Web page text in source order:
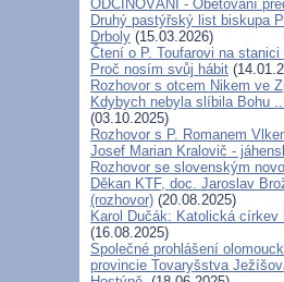
ODČIŇOVÁNÍ - Obětování
Druhý pastýřský list biskupa
Drboly (15.03.2026)
Čtení o P. Toufarovi na stanici
Proč nosím svůj hábit
Rozhovor s otcem Nikem ve
Kdybych nebyla slíbila Bohu
(03.10.2025)
Rozhovor s P. Romanem
Josef Marian Kralovič -
Rozhovor se slovenským
Děkan KTF, doc. Jaroslav
(rozhovor) (20.08.2025)
Karol Dučák: Katolická
(16.08.2025)
Společné prohlášení
provincie Tovaryšstva